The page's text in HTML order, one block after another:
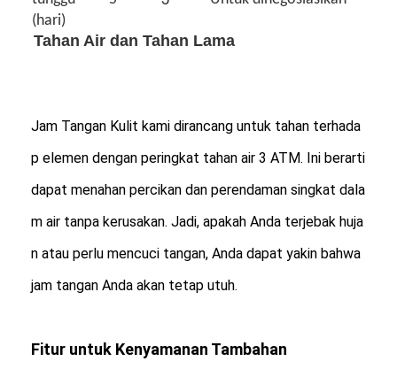
Pria Kuarsa Watch
Jam Tangan Olahraga Digital
Jam Tangan Pasangan yang Bergaya
Jam Tangan Anak-anak
(hari)
Tahan Air dan Tahan Lama
Jam Tangan Kulit kami dirancang untuk tahan terhada
p elemen dengan peringkat tahan air 3 ATM. Ini berarti
dapat menahan percikan dan perendaman singkat dala
m air tanpa kerusakan. Jadi, apakah Anda terjebak huja
n atau perlu mencuci tangan, Anda dapat yakin bahwa
jam tangan Anda akan tetap utuh.
Fitur untuk Kenyamanan Tambahan